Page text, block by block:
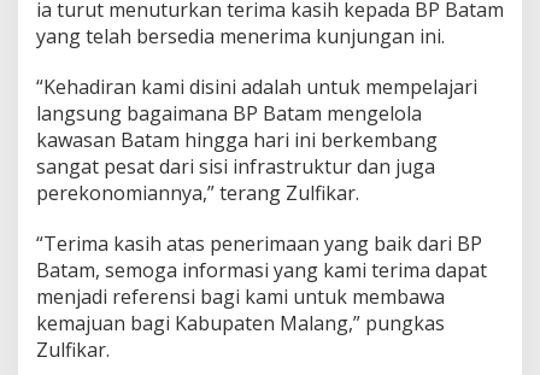
g
P
j
a
r
i
T
p
s
P
e
ia turut menuturkan terima kasih kepada BP Batam
yang telah bersedia menerima kunjungan ini.
“Kehadiran kami disini adalah untuk mempelajari
langsung bagaimana BP Batam mengelola
kawasan Batam hingga hari ini berkembang
sangat pesat dari sisi infrastruktur dan juga
perekonomiannya,” terang Zulfikar.
“Terima kasih atas penerimaan yang baik dari BP
Batam, semoga informasi yang kami terima dapat
menjadi referensi bagi kami untuk membawa
kemajuan bagi Kabupaten Malang,” pungkas
Zulfikar.